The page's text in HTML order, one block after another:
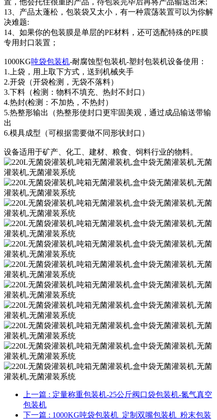
13、产品太蓬松，包装袋又太小，有一种震荡装置可以为你解
决难题:
14、如果你的包装膜是单层的PE材料，还可选配特殊的PE膜
专用封口装置；
1000KG吨袋包装机-耐腐蚀型包装机-塑封包装机设备使用：
1.上袋，用上取下方式，送到机械夹手
2.开袋（开袋检测，无袋不落料）
3.下料（检测：物料不填充、热封不封口）
4.热封(检测：不加热，不热封）
5.热整形输出（热整形使封口更牢固美观，通过成品输送带输
出
6.模具成型（可根据需要做不同形状封口）
设备适用于矿产、化工、建材、粮食、饲料行业的物料。
上一篇 : 定量称重包装机-25公斤阀口袋包装机-氮气真空
包装机
下一篇 : 1000KG吨袋包装机_定制双嘴包装机_粉末包装